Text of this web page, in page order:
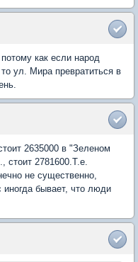
как если народ
ул. Мира превратиться в
2635000 в "Зеленом
2781600.Т.е.
не существенно,
иногда бывает, что люди